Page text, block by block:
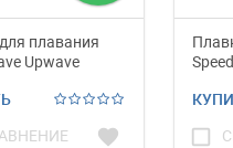
плавания
Upwave
favorite check_box_outline_blank